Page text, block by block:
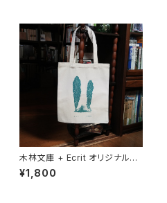
木林文庫 + Ecrit オリジナルト
ートバッグ
¥1,800